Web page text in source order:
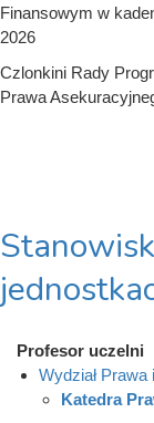
Finansowym w
2026
Czlonkini Rady
Prawa
Profesor uczelni
Wydział
Katedra